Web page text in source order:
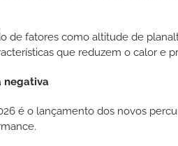
de fatores como altitude de
que reduzem o calor e
negativa
é o lançamento dos novos